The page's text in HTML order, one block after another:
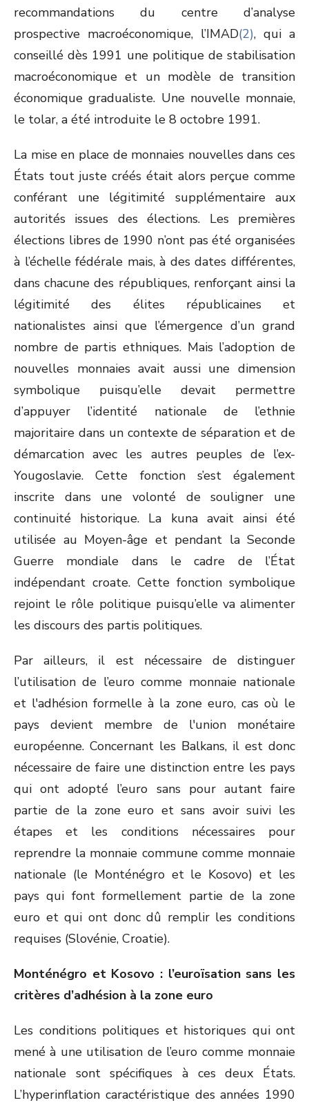
recommandations du centre d’analyse
prospective macroéconomique, l’IMAD(2), qui a
conseillé dès 1991 une politique de stabilisation
macroéconomique et un modèle de transition
économique gradualiste. Une nouvelle monnaie,
le tolar, a été introduite le 8 octobre 1991.
La mise en place de monnaies nouvelles dans ces
États tout juste créés était alors perçue comme
conférant une légitimité supplémentaire aux
autorités issues des élections. Les premières
élections libres de 1990 n’ont pas été organisées
à l’échelle fédérale mais, à des dates différentes,
dans chacune des républiques, renforçant ainsi la
légitimité des élites républicaines et
nationalistes ainsi que l’émergence d’un grand
nombre de partis ethniques. Mais l’adoption de
nouvelles monnaies avait aussi une dimension
symbolique puisqu’elle devait permettre
d’appuyer l’identité nationale de l’ethnie
majoritaire dans un contexte de séparation et de
démarcation avec les autres peuples de l’ex-
Yougoslavie. Cette fonction s’est également
inscrite dans une volonté de souligner une
continuité historique. La kuna avait ainsi été
utilisée au Moyen-âge et pendant la Seconde
Guerre mondiale dans le cadre de l’État
indépendant croate. Cette fonction symbolique
rejoint le rôle politique puisqu’elle va alimenter
les discours des partis politiques.
Par ailleurs, il est nécessaire de distinguer
l’utilisation de l’euro comme monnaie nationale
et l'adhésion formelle à la zone euro, cas où le
pays devient membre de l'union monétaire
européenne. Concernant les Balkans, il est donc
nécessaire de faire une distinction entre les pays
qui ont adopté l’euro sans pour autant faire
partie de la zone euro et sans avoir suivi les
étapes et les conditions nécessaires pour
reprendre la monnaie commune comme monnaie
nationale (le Monténégro et le Kosovo) et les
pays qui font formellement partie de la zone
euro et qui ont donc dû remplir les conditions
requises (Slovénie, Croatie).
Monténégro et Kosovo : l’euroïsation sans les
critères d’adhésion à la zone euro
Les conditions politiques et historiques qui ont
mené à une utilisation de l’euro comme monnaie
nationale sont spécifiques à ces deux États.
L’hyperinflation caractéristique des années 1990